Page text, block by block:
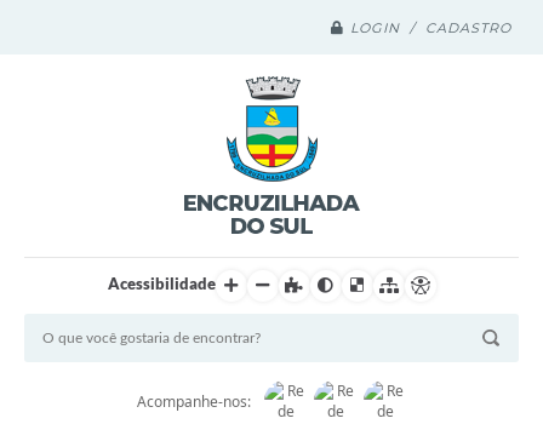
LOGIN / CADASTRO
Acessibilidade
Acompanhe-nos: